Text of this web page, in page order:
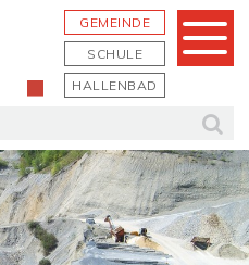
GEMEINDE
SCHULE
HALLENBAD
Menu